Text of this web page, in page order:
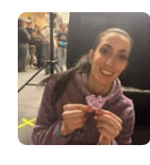
C